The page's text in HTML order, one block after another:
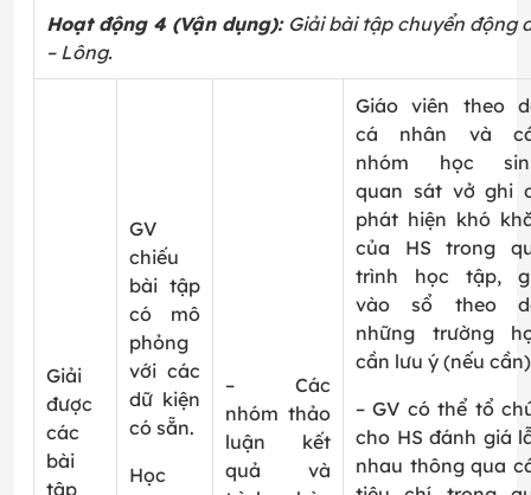
Hoạt động 4 (Vận dụng): Giải bài tập chuyển động
– Lông.
Giải
được
các
bài
tập
GV
chiếu
bài tập
có mô
phỏng
với các
dữ kiện
có sẵn.
Học
– Các
nhóm thảo
luận kết
quả và
Giáo viên theo
cá nhân và
nhóm học
quan sát vở ghi
phát hiện khó
của HS trong
trình học tập,
vào sổ theo
những trường
cần lưu ý (nếu
– GV có thể tổ
cho HS đánh giá
nhau thông qua